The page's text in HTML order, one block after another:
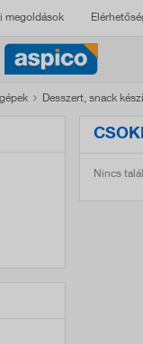
megoldások
Desszert, snack
Nincs